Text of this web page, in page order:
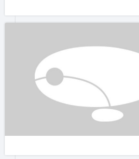
湖将全部被冰雪覆盖，打造出一个梦幻般